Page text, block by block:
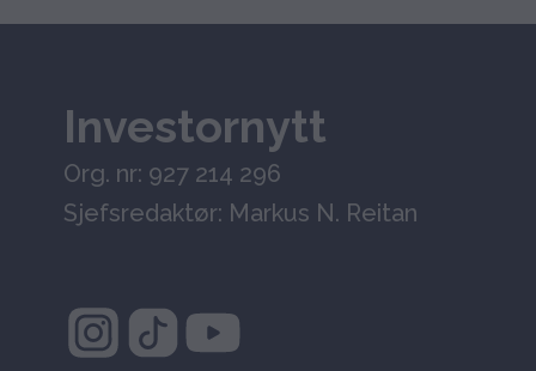
Investornytt
Org. nr: 927 214 296
Sjefsredaktør: Markus N. Reitan